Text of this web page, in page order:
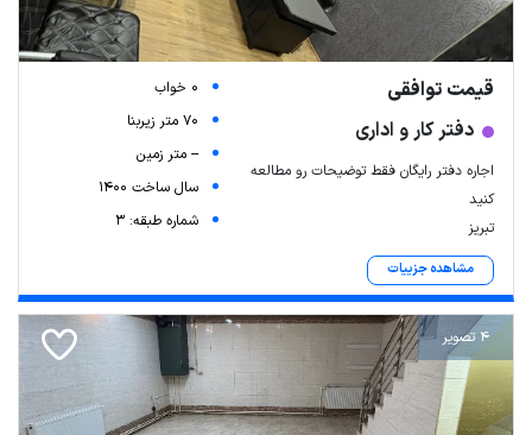
قیمت توافقی
دفتر کار و اداری
اجاره دفتر رایگان فقط توضیحات رو مطالعه
کنید
تبریز
مشاهده جزییات
0 خواب
70 متر زیربنا
-- متر زمین
سال ساخت 1400
شماره طبقه: 3
4 تصویر